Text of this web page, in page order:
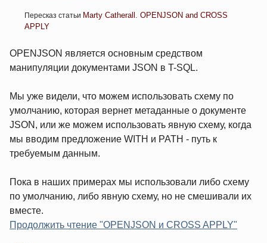
Пересказ статьи Marty Catherall. OPENJSON and CROSS
APPLY
OPENJSON является основным средством
манипуляции документами JSON в T-SQL.
Мы уже видели, что можем использовать схему по
умолчанию, которая вернет метаданные о документе
JSON, или же можем использовать явную схему, когда
мы вводим предложение WITH и PATH - путь к
требуемым данным.
Пока в наших примерах мы использовали либо схему
по умолчанию, либо явную схему, но не смешивали их
вместе.
Продолжить чтение "OPENJSON и CROSS APPLY"